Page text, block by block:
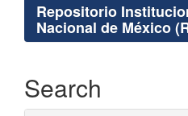
Repositorio
Nacional de México
Search